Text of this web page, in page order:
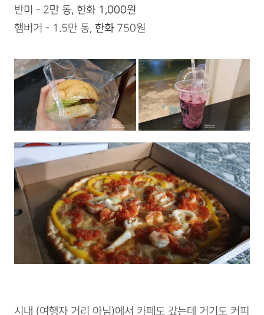
반미 - 2만 동, 한화1,000원
햄버거 - 1.5만 동, 한화750원
시내 (여행자 거리 아님)에서 카페도 갔는데 거기도 커피